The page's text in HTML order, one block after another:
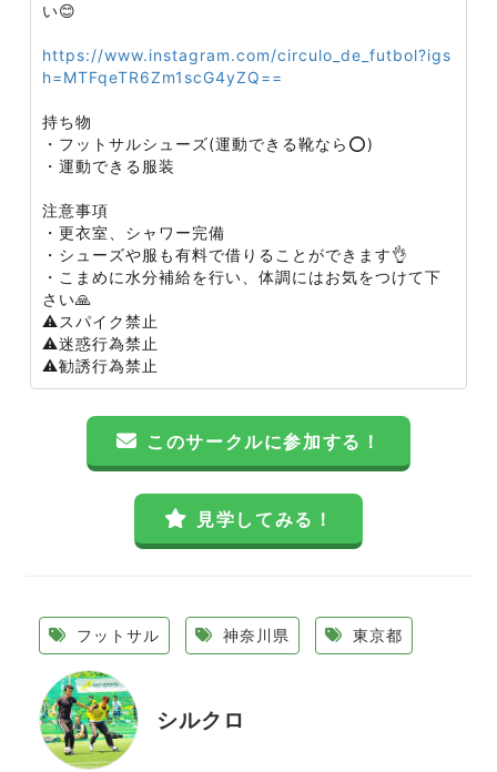
い😊
https://www.instagram.com/circulo_de_futbol?igs
h=MTFqeTR6Zm1scG4yZQ==
持ち物
・フットサルシューズ(運動できる靴なら⭕️)
・運動できる服装
注意事項
・更衣室、シャワー完備
・シューズや服も有料で借りることができます👌
・こまめに水分補給を行い、体調にはお気をつけて下
さい🙏
⚠️スパイク禁止
⚠️迷惑行為禁止
⚠️勧誘行為禁止
このサークルに参加する！
見学してみる！
フットサル 神奈川県 東京都
シルクロ